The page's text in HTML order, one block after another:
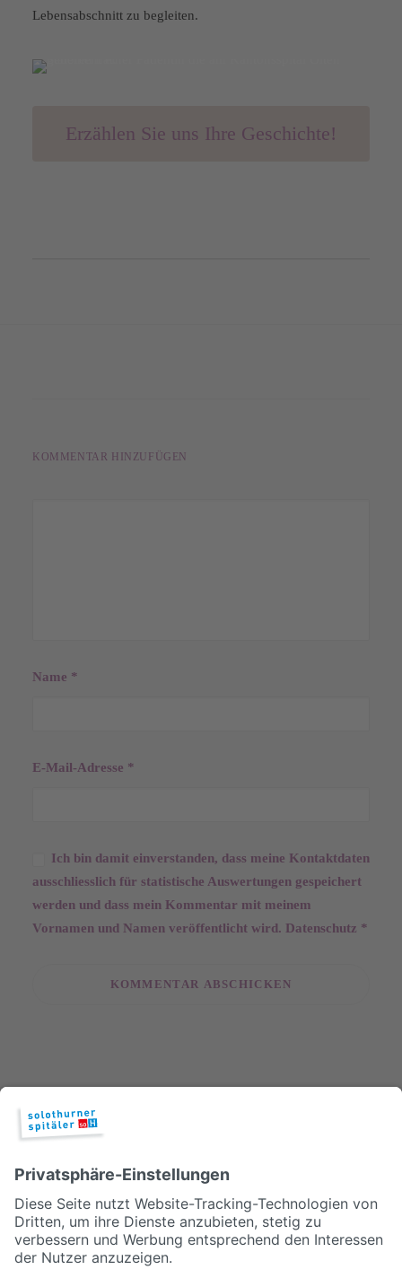
Lebensabschnitt zu begleiten.
Erzählen Sie uns Ihre Geschichte!
KOMMENTAR HINZUFÜGEN
Name *
E-Mail-Adresse *
Ich bin damit einverstanden, dass meine Kontaktdaten
ausschliesslich für statistische Auswertungen gespeichert
werden und dass mein Kommentar mit meinem
Vornamen und Namen veröffentlicht wird. Datenschutz *
PREV
© 2026, Solothurner Spitäler AG
Impressum
Disclaimer/Datenschutz